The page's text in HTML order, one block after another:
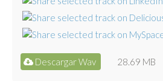
Descargar Wav 28.69 MB